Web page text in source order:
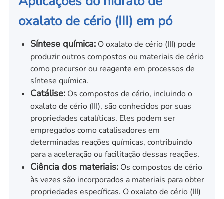
oxalato de cério (III) em pó
Síntese química:O oxalato de cério (III) pode
produzir outros compostos ou materiais de cério
como precursor ou reagente em processos de
síntese química.
Catálise:Os compostos de cério, incluindo o
oxalato de cério (III), são conhecidos por suas
propriedades catalíticas. Eles podem ser
empregados como catalisadores em
determinadas reações químicas, contribuindo
para a aceleração ou facilitação dessas reações.
Ciência dos materiais:Os compostos de cério
às vezes são incorporados a materiais para obter
propriedades específicas. O oxalato de cério (III)